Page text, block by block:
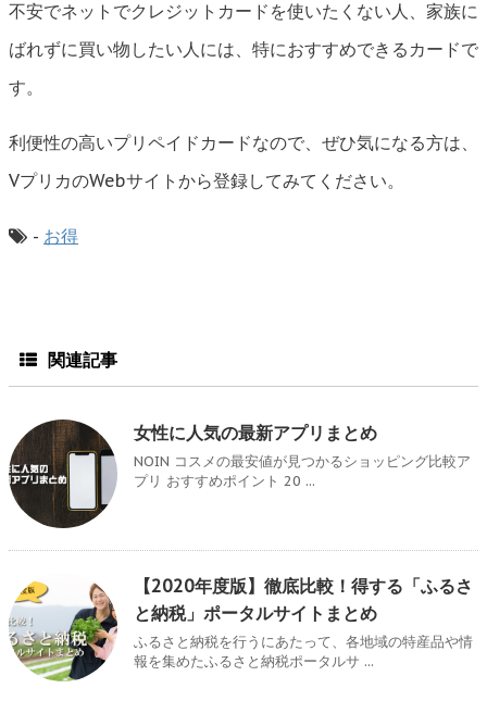
不安でネットでクレジットカードを使いたくない人、家族に
ばれずに買い物したい人には、特におすすめできるカードで
す。
利便性の高いプリペイドカードなので、ぜひ気になる方は、
VプリカのWebサイトから登録してみてください。
- お得
関連記事
女性に人気の最新アプリまとめ
NOIN コスメの最安値が見つかるショッピング比較ア
プリ おすすめポイント 20 ...
【2020年度版】徹底比較！得する「ふるさ
と納税」ポータルサイトまとめ
ふるさと納税を行うにあたって、各地域の特産品や情
報を集めたふるさと納税ポータルサ ...